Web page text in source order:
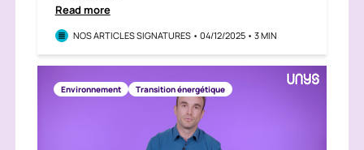
Read more
NOS ARTICLES SIGNATURES • 04/12/2025 • 3 MIN
Environnement Transition énergétique